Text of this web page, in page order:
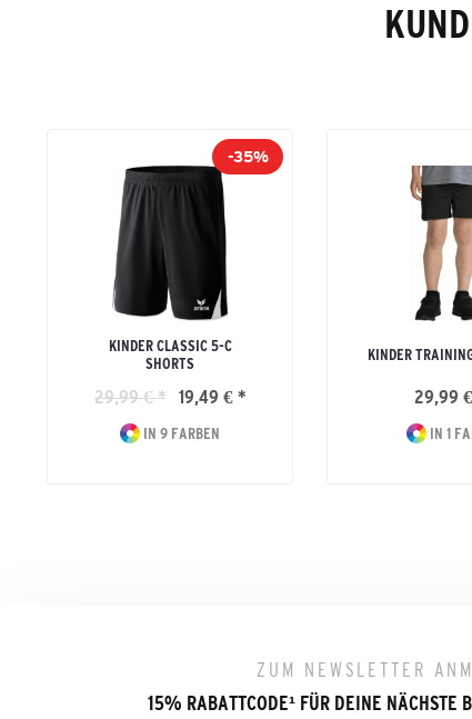
-35%
KINDER CLASSIC 5-C
SHORTS
29,99 € * 19,49 € *
IN 9 FARBEN
KINDER
29,99
IN 1
ZUM NEWSLETTER
15% RABATTCODE¹FÜR DEINE NÄCHSTE